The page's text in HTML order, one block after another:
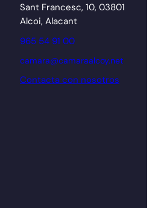
Sant Francesc, 10, 03801
Alcoi, Alacant
965 54 91 00
camara@camaraalcoy.net
Contacta con nosotros